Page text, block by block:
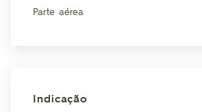
Parte aérea
Indicação